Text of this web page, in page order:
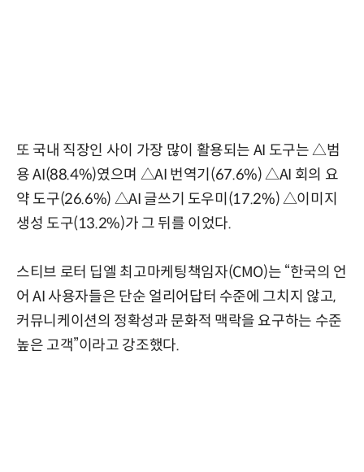
또 국내 직장인 사이 가장 많이 활용되는 AI 도구는 △범
용 AI(88.4%)였으며 △AI 번역기(67.6%) △AI 회의 요
약 도구(26.6%) △AI 글쓰기 도우미(17.2%) △이미지
생성 도구(13.2%)가 그 뒤를 이었다.
스티브 로터 딥엘 최고마케팅책임자(CMO)는 “한국의 언
어 AI 사용자들은 단순 얼리어답터 수준에 그치지 않고,
커뮤니케이션의 정확성과 문화적 맥락을 요구하는 수준
높은 고객”이라고 강조했다.